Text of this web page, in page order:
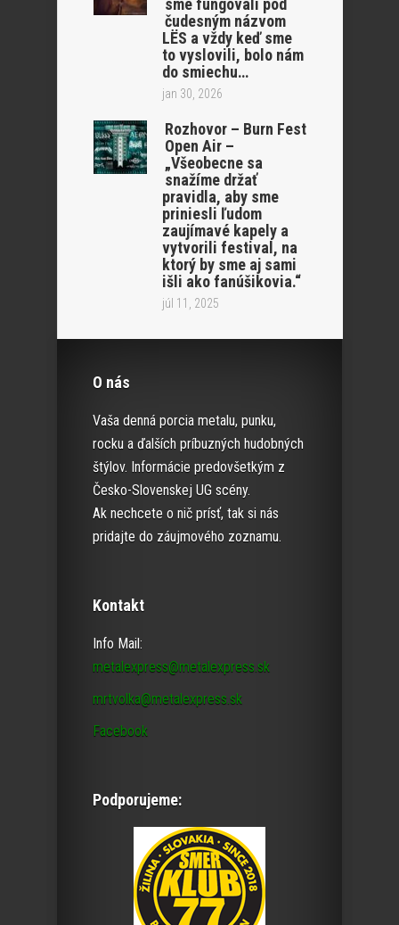
sme fungovali pod
čudesným názvom
LËS a vždy keď sme
to vyslovili, bolo nám
do smiechu…
jan 30, 2026
Rozhovor – Burn Fest
Open Air –
„Všeobecne sa
snažíme držať
pravidla, aby sme
priniesli ľudom
zaujímavé kapely a
vytvorili festival, na
ktorý by sme aj sami
išli ako fanúšikovia.“
júl 11, 2025
O nás
Vaša denná porcia metalu, punku,
rocku a ďalších príbuzných hudobných
štýlov. Informácie predovšetkým z
Česko-Slovenskej UG scény.
Ak nechcete o nič prísť, tak si nás
pridajte do záujmového zoznamu.
Kontakt
Info Mail:
metalexpress@metalexpress.sk
mrtvolka@metalexpress.sk
Facebook
Podporujeme: